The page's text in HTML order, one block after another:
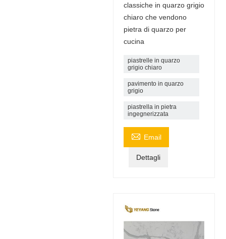
classiche in quarzo grigio
chiaro che vendono
pietra di quarzo per
cucina
piastrelle in quarzo
grigio chiaro
pavimento in quarzo
grigio
piastrella in pietra
ingegnerizzata
 Email
Dettagli